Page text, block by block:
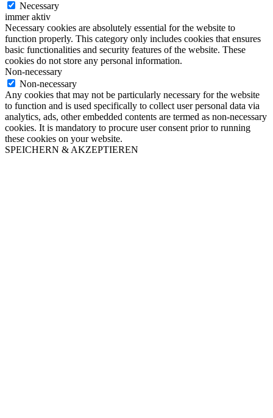
Necessary
immer aktiv
Necessary cookies are absolutely essential for the website to
function properly. This category only includes cookies that ensures
basic functionalities and security features of the website. These
cookies do not store any personal information.
Non-necessary
Non-necessary
Any cookies that may not be particularly necessary for the website
to function and is used specifically to collect user personal data via
analytics, ads, other embedded contents are termed as non-necessary
cookies. It is mandatory to procure user consent prior to running
these cookies on your website.
SPEICHERN & AKZEPTIEREN